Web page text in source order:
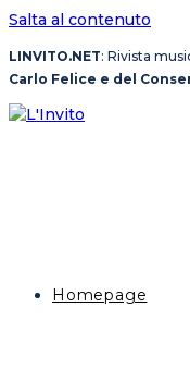
Salta al contenuto
LINVITO.NET: Rivista
Carlo Felice e del
Homepage